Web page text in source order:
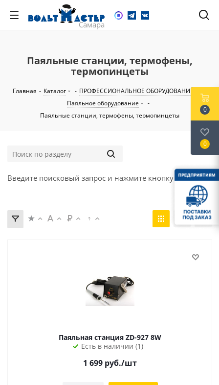
Паяльные станции, термофены,
термопинцеты
Главная - Каталог - ПРОФЕССИОНАЛЬНОЕ ОБОРУДОВАНИЕ
Паяльное оборудование
-
Паяльные станции, термофены, термопинцеты
Введите поисковый запрос и нажмите кнопку "Найти".
Паяльная станция ZD-927 8W
Есть в наличии (1)
1 699 руб./шт
0
0